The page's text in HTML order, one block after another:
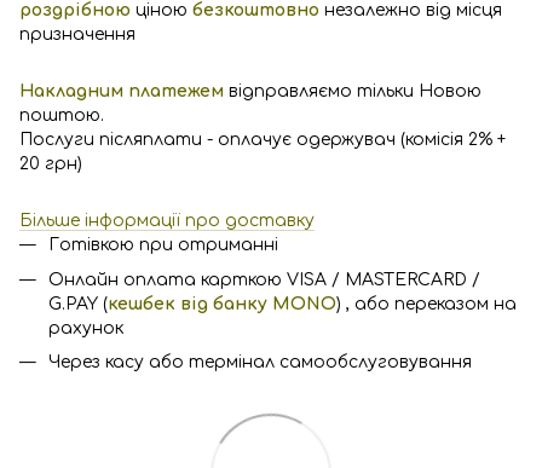
роздрібною ціною безкоштовно незалежно від місця
призначення
Накладним платежем відправляємо тільки Новою
поштою.
Послуги післяплати - оплачує одержувач (комісія 2% +
20 грн)
Більше інформації про доставку
Готівкою при отриманні
Онлайн оплата карткою VISA / MASTERCARD /
G.PAY (кешбек від банку MONO) , або переказом на
рахунок
Через касу або термінал самообслуговування